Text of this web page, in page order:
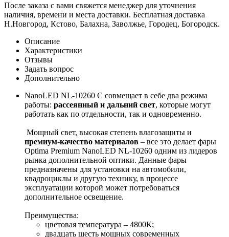
После заказа с вами свяжется менеджер для уточнения
наличия, времени и места доставки. Бесплатная доставка
Н.Новгород, Кстово, Балахна, Заволжье, Городец, Богородск.
Описание
Характеристики
Отзывы
Задать вопрос
Дополнительно
NanoLED NL-10260 C совмещает в себе два режима
работы: рассеянный и дальний свет, которые могут
работать как по отдельности, так и одновременно.
Мощный свет, высокая степень влагозащиты и
премиум-качество материалов – все это делает фары
Optima Premium NanoLED NL-10260 одним из лидеров
рынка дополнительной оптики. Данные фары
предназначены для установки на автомобили,
квадроциклы и другую технику, в процессе
эксплуатации которой может потребоваться
дополнительное освещение.
Преимущества:
цветовая температура – 4800К;
двадцать шесть мощных современных